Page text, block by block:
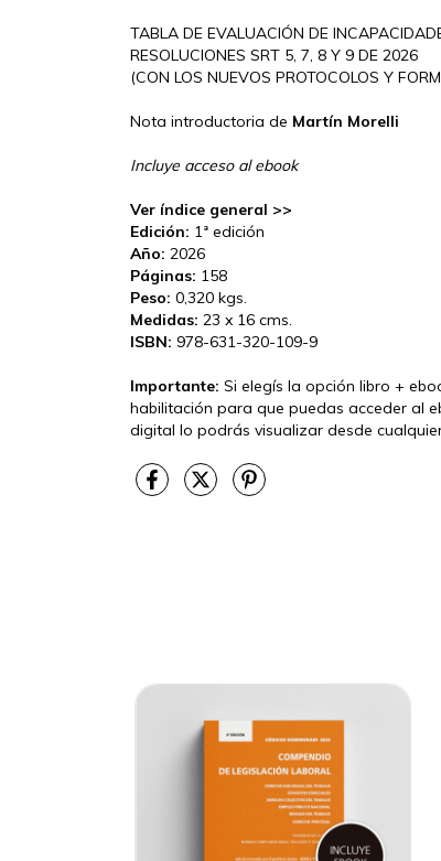
TABLA DE EVALUACIÓN DE
RESOLUCIONES SRT 5, 7, 8 Y 9 DE 2026
(CON LOS NUEVOS PROTOCOLOS Y
Nota introductoria de Martín Morelli
Incluye acceso al ebook
Ver índice general >>
Edición: 1ª edición
Año: 2026
Páginas: 158
Peso: 0,320 kgs.
Medidas: 23 x 16 cms.
ISBN: 978-631-320-109-9
Importante: Si elegís la opción libro +
habilitación para que puedas acceder al
digital lo podrás visualizar desde